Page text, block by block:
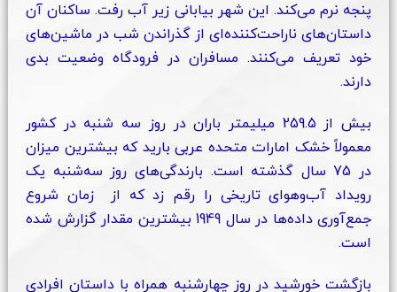
پنجه نرم می‌کند. این شهر بیابانی زیر آب رفت. ساکنان آن
داستان‌های ناراحت‌کننده‌ای از گذراندن شب در ماشین‌های
خود تعریف می‌کنند. مسافران در فرودگاه وضعیت بدی
دارند.
بیش از 259.5 میلیمتر باران در روز سه شنبه در کشور
معمولاً خشک امارات متحده عربی بارید که بیشترین میزان
در 75 سال گذشته است. بارندگی‌های روز سه‌شنبه یک
رویداد آب‌وهوای تاریخی را رقم زد که از زمان شروع
جمع‌آوری داده‌ها در سال 1949 بیشترین مقدار گزارش شده
است.
بازگشت خورشید در روز چهارشنبه همراه با داستان افرادی